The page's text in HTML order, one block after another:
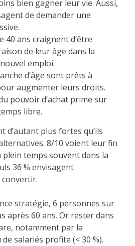
bien gagner leur vie. Aussi,
de demander une
40 ans craignent d’être
de leur âge dans la
emploi.
d’âge sont prêts à
augmenter leurs droits.
pouvoir d’achat prime sur
libre.
d’autant plus fortes qu’ils
8/10 voient leur fin
plein temps souvent dans la
36 % envisagent
stratégie, 6 personnes sur
après 60 ans. Or rester dans
notamment par la
salariés profite (< 30 %).